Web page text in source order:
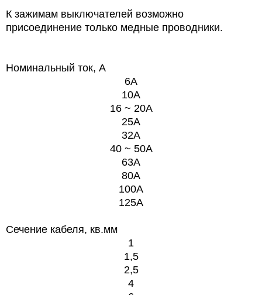
К зажимам выключателей возможно
присоединение только медные проводники.
Номинальный ток, А
6А
10А
16 ~ 20A
25A
32A
40 ~ 50A
63A
80A
100A
125A
Сечение кабеля, кв.мм
1
1,5
2,5
4